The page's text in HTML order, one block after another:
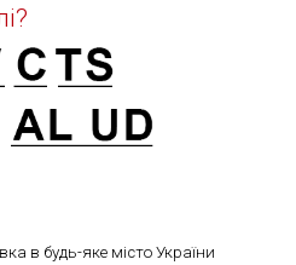
в будь-яке місто України